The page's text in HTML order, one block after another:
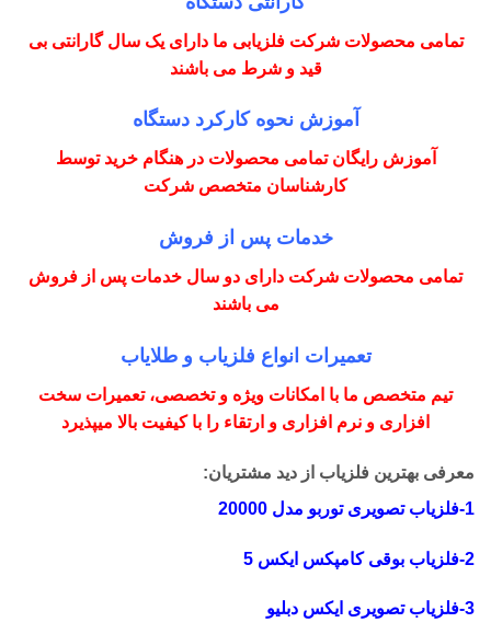
تمامی محصولات شرکت فلزیابی ما دارای یک سال گارانتی بی
قید و شرط می باشند
آموزش نحوه کارکرد دستگاه
آموزش رایگان تمامی محصولات در هنگام خرید توسط
کارشناسان متخصص شرکت
خدمات پس از فروش
تمامی محصولات شرکت دارای دو سال خدمات پس از فروش
می باشند
تعمیرات انواع فلزیاب و طلایاب
تیم متخصص ما با امکانات ویژه و تخصصی، تعمیرات سخت
افزاری و نرم افزاری و ارتقاء را با کیفیت بالا میپذیرد
معرفی بهترین فلزیاب از دید مشتریان:
1-فلزیاب تصویری توربو مدل 20000
2-فلزیاب بوقی کامپکس ایکس 5
3-فلزیاب تصویری ایکس دبلیو